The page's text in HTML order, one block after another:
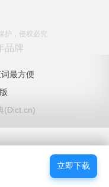
护，侵权必究
品牌
最方便
(Dict.cn)
立即下载
立即下载